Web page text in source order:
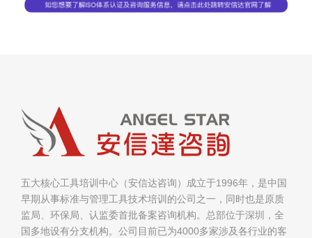
五大核心工具培训中心（安信达咨询）成立于1996年，是中国
早期从事标准与管理工具技术培训的公司之一，同时也是原质
监局、环保局、认监委首批备案咨询机构。总部位于深圳，全
国多地设有分支机构。公司目前已为4000多家涉及各行业的客